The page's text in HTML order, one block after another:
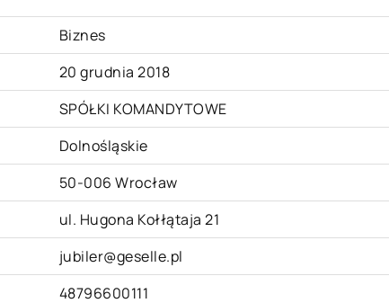
Biznes
20 grudnia 2018
SPÓŁKI KOMANDYTOWE
Dolnośląskie
50-006 Wrocław
ul. Hugona Kołłątaja 21
jubiler@geselle.pl
48796600111